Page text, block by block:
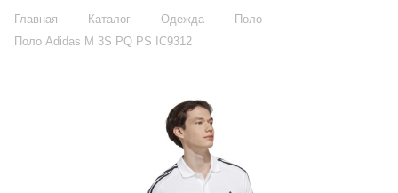
Главная — Каталог — Одежда — Поло —
Поло Adidas M 3S PQ PS IC9312